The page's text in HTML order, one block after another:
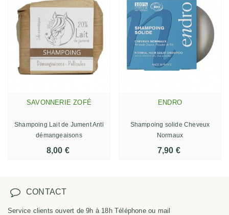
SAVONNERIE ZOFÉ
Shampoing Lait de Jument Anti
démangeaisons
8,00 €
ENDRO
Shampoing solide Cheveux
Normaux
7,90 €
CONTACT
Service clients ouvert de 9h à 18h Téléphone ou mail